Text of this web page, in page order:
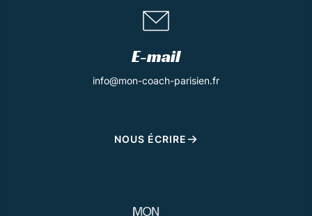
E-mail
info@mon-coach-parisien.fr
NOUS ÉCRIRE